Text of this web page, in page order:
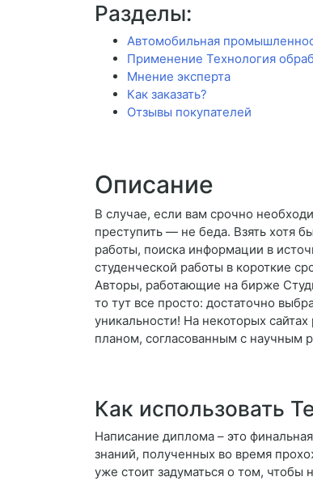
Разделы:
Автомобильная
Применение Технология
Мнение эксперта
Как заказать?
Отзывы покупателей
Описание
В случае, если вам срочно
преступить — не беда. Взять хотя
работы, поиска информации в
студенческой работы в короткие
Авторы, работающие на бирже
то тут все просто: достаточно
уникальности! На некоторых
планом, согласованным с научным
Как использовать
Написание диплома – это
знаний, полученных во время
уже стоит задуматься о том,